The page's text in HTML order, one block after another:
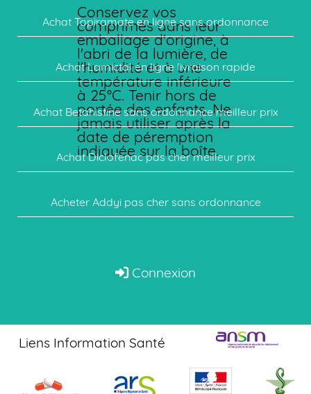
Conservez vos
comprimés dans leur
emballage d'origine, à
l'abri de la lumière, de
l'humidité et à une
température inférieure
à 25°C. Tenir hors de
portée des enfants. Ne
jamais utiliser après la
date de péremption
indiquée sur la boîte.
Achat Topiramate en ligne sans ordonnance
Achat Lamictal en ligne livraison rapide
Achat Betahistine sans ordonnance meilleur prix
Achat Diclofenac pas cher meilleur prix
Acheter Addyi pas cher sans ordonnance
Connexion
Liens Information Santé